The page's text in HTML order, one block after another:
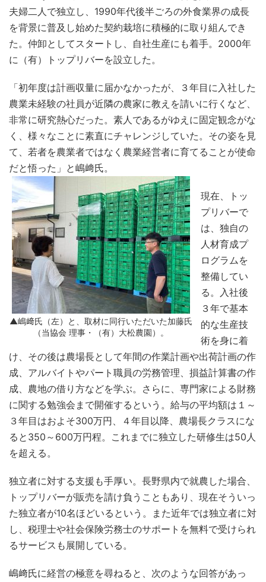
夫婦二人で独立し、1990年代後半ごろの外食業界の成長
を背景に普及し始めた契約栽培に積極的に取り組んでき
た。仲卸としてスタートし、自社生産にも着手。2000年
に（有）トップリバーを設立した。
「初年度は計画収量に届かなかったが、３年目に入社した
農業未経験の社員が近隣の農家に教えを請いに行くなど、
非常に研究熱心だった。素人であるがゆえに固定観念がな
く、様々なことに素直にチャレンジしていた。その姿を見
て、若者を農業者ではなく農業経営者に育てることが使命
だと悟った」と嶋﨑氏。
▲嶋﨑氏（左）と、取材に同行いただいた加藤氏
（当協会 理事・（有）大松農園）。
現在、トッ
プリバーで
は、独自の
人材育成プ
ログラムを
整備してい
る。入社後
３年で基本
的な生産技
術を身に着
け、その後は農場長として年間の作業計画や出荷計画の作
成、アルバイトやパート職員の労務管理、損益計算書の作
成、農地の借り方などを学ぶ。さらに、専門家による財務
に関する勉強会まで開催するという。給与の平均額は１～
３年目はおよそ300万円、４年目以降、農場長クラスにな
ると350～600万円程。これまでに独立した研修生は50人
を超える。
独立者に対する支援も手厚い。長野県内で就農した場合、
トップリバーが販売を請け負うこともあり、現在そういっ
た独立者が10名ほどいるという。また近年では独立者に対
し、税理士や社会保険労務士のサポートを無料で受けられ
るサービスも展開している。
嶋﨑氏に経営の極意を尋ねると、次のような回答があっ